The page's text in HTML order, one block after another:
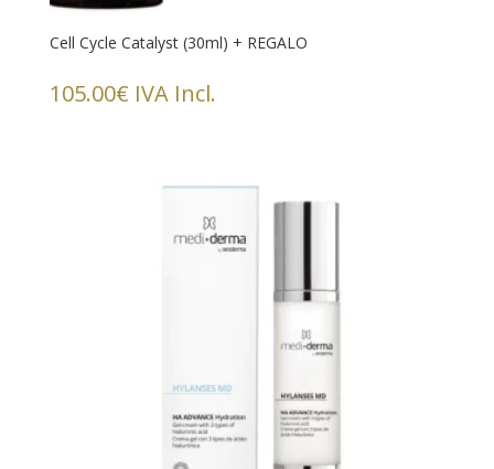
Cell Cycle Catalyst (30ml) + REGALO
105.00€ IVA Incl.